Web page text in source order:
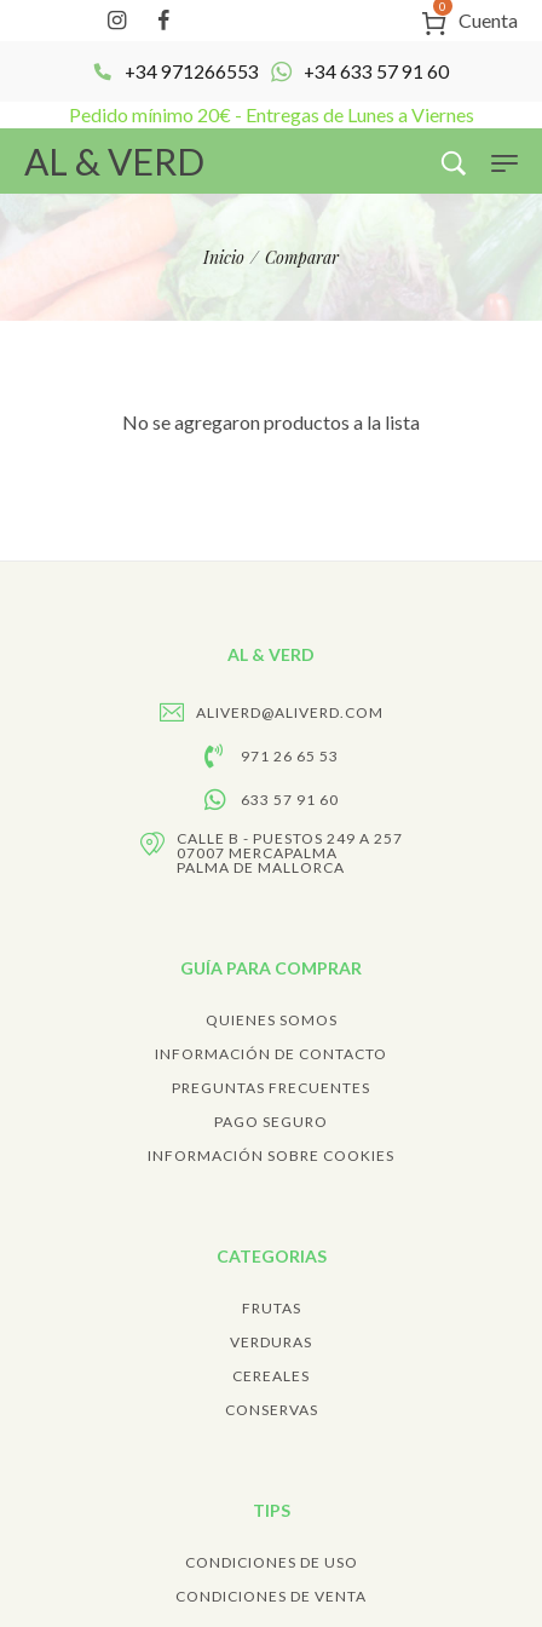
0
Cuenta
+34 971266553 +34 633 57 91 60
Pedido mínimo 20€ - Entregas de Lunes a Viernes
AL & VERD
Inicio / Comparar
No se agregaron productos a la lista
AL & VERD
ALIVERD@ALIVERD.COM
971 26 65 53
633 57 91 60
CALLE B - PUESTOS 249 A 257
07007 MERCAPALMA
PALMA DE MALLORCA
GUÍA PARA COMPRAR
QUIENES SOMOS
INFORMACIÓN DE CONTACTO
PREGUNTAS FRECUENTES
PAGO SEGURO
INFORMACIÓN SOBRE COOKIES
CATEGORIAS
FRUTAS
VERDURAS
CEREALES
CONSERVAS
TIPS
CONDICIONES DE USO
CONDICIONES DE VENTA